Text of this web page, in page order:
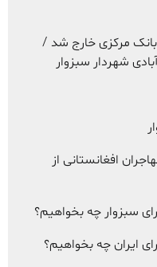
مرکزی خارج شد /
شهردار سبزوار
افغانستانی از